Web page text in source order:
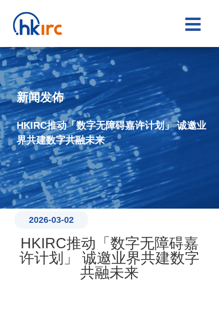

新闻发佈
HKIRC推动「数字无障碍嘉许计划」 诚邀业
界共建数字共融未来
2026-03-02
HKIRC推动「数字无障碍嘉
许计划」 诚邀业界共建数字
共融未来